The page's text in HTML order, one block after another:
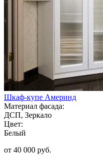
Шкаф-купе Америнд
Материал фасада:
ДСП, Зеркало
Цвет:
Белый
от 40 000 руб.